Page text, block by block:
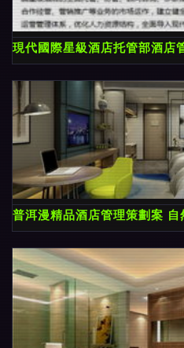
現代國際星級酒店托管部酒店
普洱漫精品酒店管理策劃案